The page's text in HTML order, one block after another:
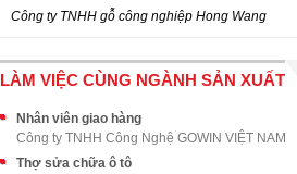
Công ty TNHH gỗ công nghiệp Hong Wang
LÀM VIỆC CÙNG NGÀNH SẢN XUẤT
Nhân viên giao hàng
Công ty TNHH Công Nghệ GOWIN VIỆT NAM
Thợ sửa chữa ô tô